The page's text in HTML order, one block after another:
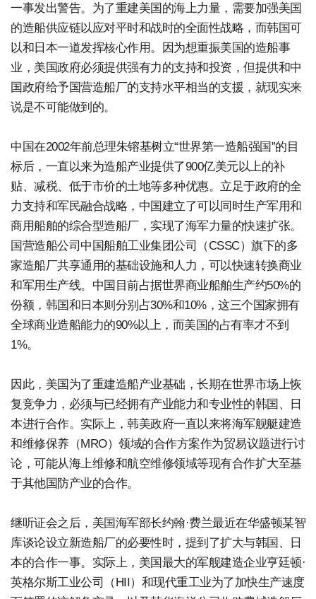
一事发出警告。为了重建美国的海上力量，需要加强美国
的造船供应链以应对平时和战时的全面性战略，而韩国可
以和日本一道发挥核心作用。因为想重振美国的造船事
业，美国政府必须提供强有力的支持和投资，但提供和中
国政府给予国营造船厂的支持水平相当的支援，就现实来
说是不可能做到的。
中国在2002年前总理朱镕基树立“世界第一造船强国”的目
标后，一直以来为造船产业提供了900亿美元以上的补
贴、减税、低于市价的土地等多种优惠。立足于政府的全
力支持和军民融合战略，中国建立了可以同时生产军用和
商用船舶的综合型造船厂，实现了海军力量的快速扩张。
国营造船公司中国船舶工业集团公司（CSSC）旗下的多
家造船厂共享通用的基础设施和人力，可以快速转换商业
和军用生产线。中国目前占据世界商业船舶生产约50%的
份额，韩国和日本则分别占30%和10%，这三个国家拥有
全球商业造船能力的90%以上，而美国的占有率才不到
1%。
因此，美国为了重建造船产业基础，长期在世界市场上恢
复竞争力，必须与已经拥有产业能力和专业性的韩国、日
本进行合作。实际上，韩美政府一直以来将海军舰艇建造
和维修保养（MRO）领域的合作方案作为贸易议题进行讨
论，可能从海上维修和航空维修领域等现有合作扩大至基
于其他国防产业的合作。
继听证会之后，美国海军部长约翰·费兰最近在华盛顿某智
库谈论设立新造船厂的必要性时，提到了扩大与韩国、日
本的合作一事。实际上，美国最大的军舰建造企业亨廷顿·
英格尔斯工业公司（HII）和现代重工业为了加快生产速度